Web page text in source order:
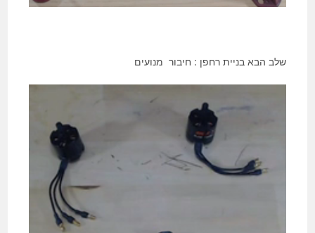
שלב הבא בניית רחפן : חיבור מנועים